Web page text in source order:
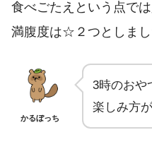
食べごたえという点で
満腹度は☆２つとしまし
かるぼっち
3時のおや
楽しみ方